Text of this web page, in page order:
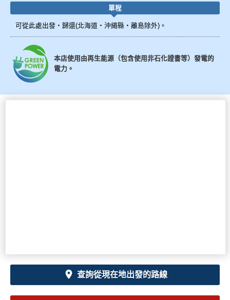
單程
可從此處出發・歸還(北海道・沖繩縣・離島除外)。
本店使用由再生能源（包含使用非石化證書等）發電的
電力。
查詢從現在地出發的路線